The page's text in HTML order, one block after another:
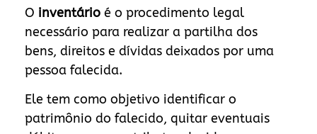
O inventário é o procedimento legal
necessário para realizar a partilha dos
bens, direitos e dívidas deixados por uma
pessoa falecida.
Ele tem como objetivo identificar o
patrimônio do falecido, quitar eventuais